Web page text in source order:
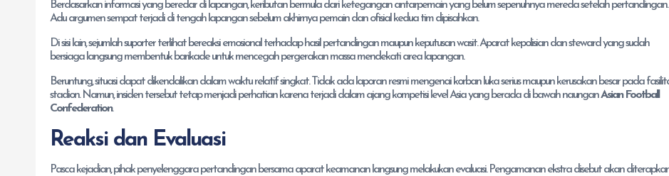
Berdasarkan informasi yang beredar di lapangan, keributan bermula dari ketegangan antarpemain yang belum sepenuhnya mereda setelah pertandingan.
Adu argumen sempat terjadi di tengah lapangan sebelum akhirnya pemain dan ofisial kedua tim dipisahkan.
Di sisi lain, sejumlah suporter terlihat bereaksi emosional terhadap hasil pertandingan maupun keputusan wasit. Aparat kepolisian dan steward yang sudah
bersiaga langsung membentuk barikade untuk mencegah pergerakan massa mendekati area lapangan.
Beruntung, situasi dapat dikendalikan dalam waktu relatif singkat. Tidak ada laporan resmi mengenai korban luka serius maupun kerusakan besar pada
stadion. Namun, insiden tersebut tetap menjadi perhatian karena terjadi dalam ajang kompetisi level Asia yang berada di bawah naunganAsian Football
Confederation.
Reaksi dan Evaluasi
Pasca kejadian, pihak penyelenggara pertandingan bersama aparat keamanan langsung melakukan evaluasi. Pengamanan ekstra disebut akan